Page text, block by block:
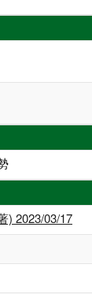
) 2023/03/17